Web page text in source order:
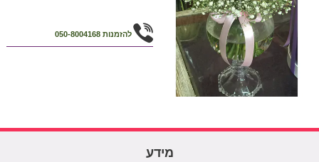
להזמנות 050-8004168
מידע